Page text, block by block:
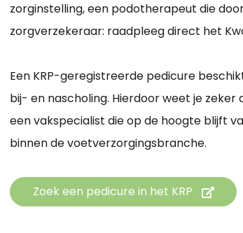
zorginstelling, een podotherapeut die
zorgverzekeraar: raadpleeg direct het
Een KRP-geregistreerde pedicure
bij- en nascholing. Hierdoor weet je
een vakspecialist die op de hoogte blijft
binnen de voetverzorgingsbranche.
Zoek een pedicure in het KRP